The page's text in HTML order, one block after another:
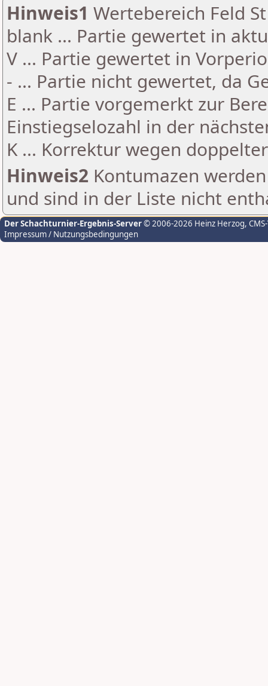
Hinweis1 Wertebereich Feld
blank ... Partie gewertet in
V ... Partie gewertet in
- ... Partie nicht gewertet, da
E ... Partie vorgemerkt zur
Einstiegselozahl in der
K ... Korrektur wegen
Hinweis2 Kontumazen
und sind in der Liste nicht
Der Schachturnier-Ergebnis-Server© 2006-2026 Heinz Herzog,
Impressum / Nutzungsbedingungen